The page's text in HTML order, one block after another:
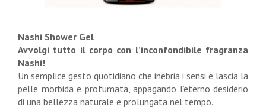
Nashi Shower Gel
Avvolgi tutto il corpo con l’inconfondibile fragranza
Nashi!
Un semplice gesto quotidiano che inebria i sensi e lascia la
pelle morbida e profumata, appagando l’eterno desiderio
di una bellezza naturale e prolungata nel tempo.